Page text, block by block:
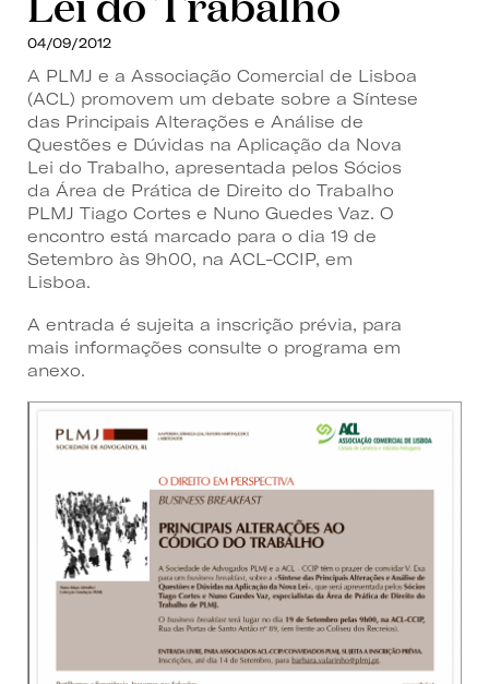
04/09/2012
A PLMJ e a Associação Comercial de Lisboa
(ACL) promovem um debate sobre a Síntese
das Principais Alterações e Análise de
Questões e Dúvidas na Aplicação da Nova
Lei do Trabalho, apresentada pelos Sócios
da Área de Prática de Direito do Trabalho
PLMJ Tiago Cortes e Nuno Guedes Vaz. O
encontro está marcado para o dia 19 de
Setembro às 9h00, na ACL-CCIP, em
Lisboa.
A entrada é sujeita a inscrição prévia, para
mais informações consulte o programa em
anexo.